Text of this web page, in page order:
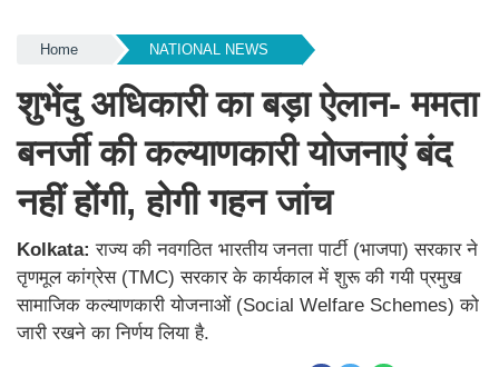
Home NATIONAL NEWS
शुभेंदु अधिकारी का बड़ा ऐलान- ममता
बनर्जी की कल्याणकारी योजनाएं बंद
नहीं होंगी, होगी गहन जांच
Kolkata:राज्य की नवगठित भारतीय जनता पार्टी (भाजपा) सरकार ने
तृणमूल कांग्रेस (TMC) सरकार के कार्यकाल में शुरू की गयी प्रमुख
सामाजिक कल्याणकारी योजनाओं (Social Welfare Schemes) को
जारी रखने का निर्णय लिया है.